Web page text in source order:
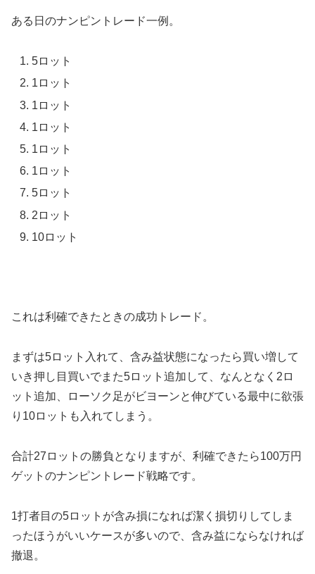
ある日のナンピントレード一例。
5ロット
1ロット
1ロット
1ロット
1ロット
1ロット
5ロット
2ロット
10ロット
これは利確できたときの成功トレード。
まずは5ロット入れて、含み益状態になったら買い増して
いき押し目買いでまた5ロット追加して、なんとなく2ロ
ット追加、ローソク足がビヨーンと伸びている最中に欲張
り10ロットも入れてしまう。
合計27ロットの勝負となりますが、利確できたら100万円
ゲットのナンピントレード戦略です。
1打者目の5ロットが含み損になれば潔く損切りしてしま
ったほうがいいケースが多いので、含み益にならなければ
撤退。